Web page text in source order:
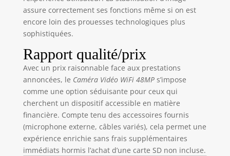
Télécommande IR
pour des captures
de groupe et selfies.
Note: Avec EIS activé,
max 4K/60fps (pas
de 5K/25fps). Zoom
désactivé alors. 🔋 2
BATTERIES &
CONTENU COMPLET
- 2x batteries
2400mAh – jusqu'à
150 min d'autonomie
assure correctement ses fonctions même si on est
encore loin des prouesses technologiques plus
sophistiquées.
Rapport qualité/prix
Avec un prix raisonnable face aux prestations
annoncées, le Caméra Vidéo WiFi 48MPs’impose
comme une option séduisante pour ceux qui
cherchent un dispositif accessible en matière
financière. Compte tenu des accessoires fournis
(microphone externe, câbles variés), cela permet une
expérience enrichie sans frais supplémentaires
immédiats hormis l’achat d’une carte SD non incluse.